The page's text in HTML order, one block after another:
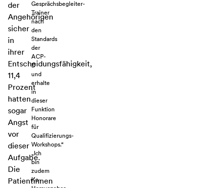
der
Angehörigen
sicher
in
ihrer
Entscheidungsfähigkeit,
11,4
Prozent
hatten
sogar
Angst
vor
dieser
Aufgabe.
Die
Patientinnen
Gesprächsbegleiter-
Trainer
nach
den
Standards
der
ACP-
D
und
erhalte
in
dieser
Funktion
Honorare
für
Qualifizierungs-
Workshops.“
„Ich
bin
zudem
Ko-